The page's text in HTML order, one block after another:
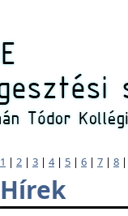
1 | 2 | 3 | 4| 5 | 6 | 7 | 8
Hírek